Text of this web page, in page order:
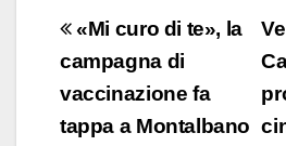
Navigazione
articoli
«Mi curo di te», la
campagna di
vaccinazione fa
tappa a Montalbano